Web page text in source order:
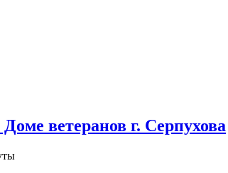
ветеранов г. Серпухова